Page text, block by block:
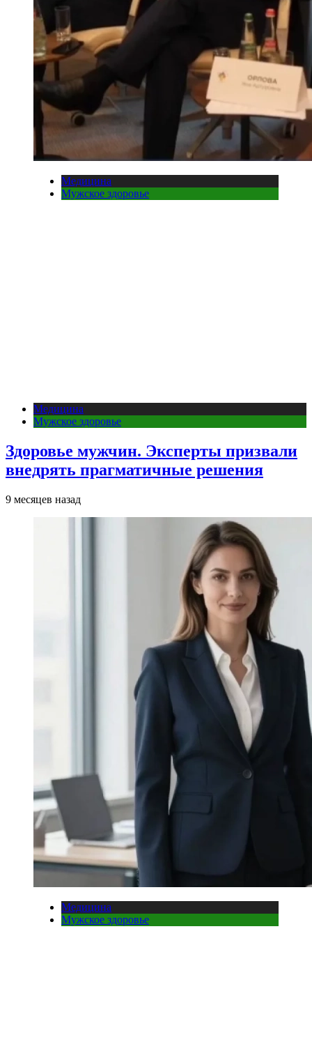
Медицина
Мужское здоровье
Медицина
Мужское здоровье
Здоровье мужчин. Эксперты призвали
внедрять прагматичные решения
9 месяцев назад
Медицина
Мужское здоровье